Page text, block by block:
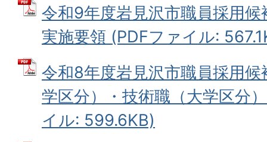
令和9年度岩見沢市職員採用
実施要領 (PDFファイル:
令和8年度岩見沢市職員採用
学区分）・技術職（大学区分
イル: 599.6KB)